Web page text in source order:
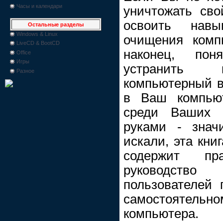
Часы и календари
Остальные разделы
Windows & Linux
LiveCD & BootCD
Office
Игры
Разное
уничтожать
освоить
очищения
наконец,
устранить
компьютерный
в Ваш
среди Ваших
руками -
искали, эта
содержит
компьютера.